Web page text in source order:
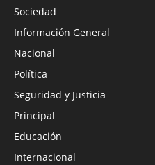
Sociedad
Información General
Nacional
Política
Seguridad y Justicia
Principal
Educación
Internacional